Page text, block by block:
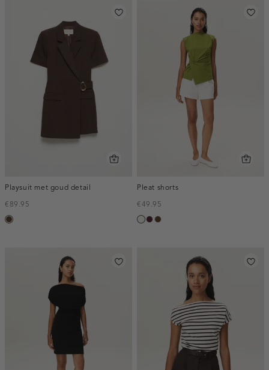
Playsuit met goud detail
€89.95
toffee
Pleat shorts
€49.95
creme,
pruim,
toffee